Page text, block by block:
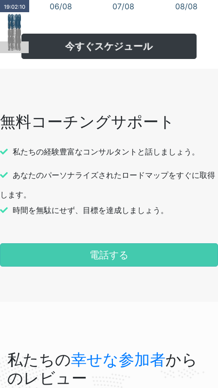
19:02:10 06/08 07/08 08/08
00:00
00:15
00:30
00:45
01:00
01:15
01:30
01:45
02:00
02:15
02:30
02:45
03:00
03:15
03:30
03:45
04:00
04:15
04:30
04:45
05:00
05:15
05:30
05:45
06:00
06:15
06:30
06:45
07:00
07:15
07:30
07:45
08:00
08:15
08:30
08:45
09:00
09:15
09:30
09:45
10:00
10:15
10:30
10:45
11:00
11:15
11:30
11:45
12:00
12:15
12:30
12:45
13:00
13:15
13:30
13:45
14:00
14:15
14:30
14:45
15:00
15:15
15:30
15:45
16:00
16:15
16:30
16:45
17:00
17:15
17:30
17:45
18:00
18:15
18:30
18:45
19:00
19:15
19:30
19:45
20:00
20:15
20:30
20:45
21:00
21:15
21:30
21:45
22:00
22:15
22:30
22:45
23:00
23:15
23:30
23:45
今すぐスケジュール
無料コーチングサポート
私たちの経験豊富なコンサルタントと話しましょう。
あなたのパーソナライズされたロードマップをすぐに取得
します。
時間を無駄にせず、目標を達成しましょう。
電話する
私たちの幸せな参加者から
のレビュー